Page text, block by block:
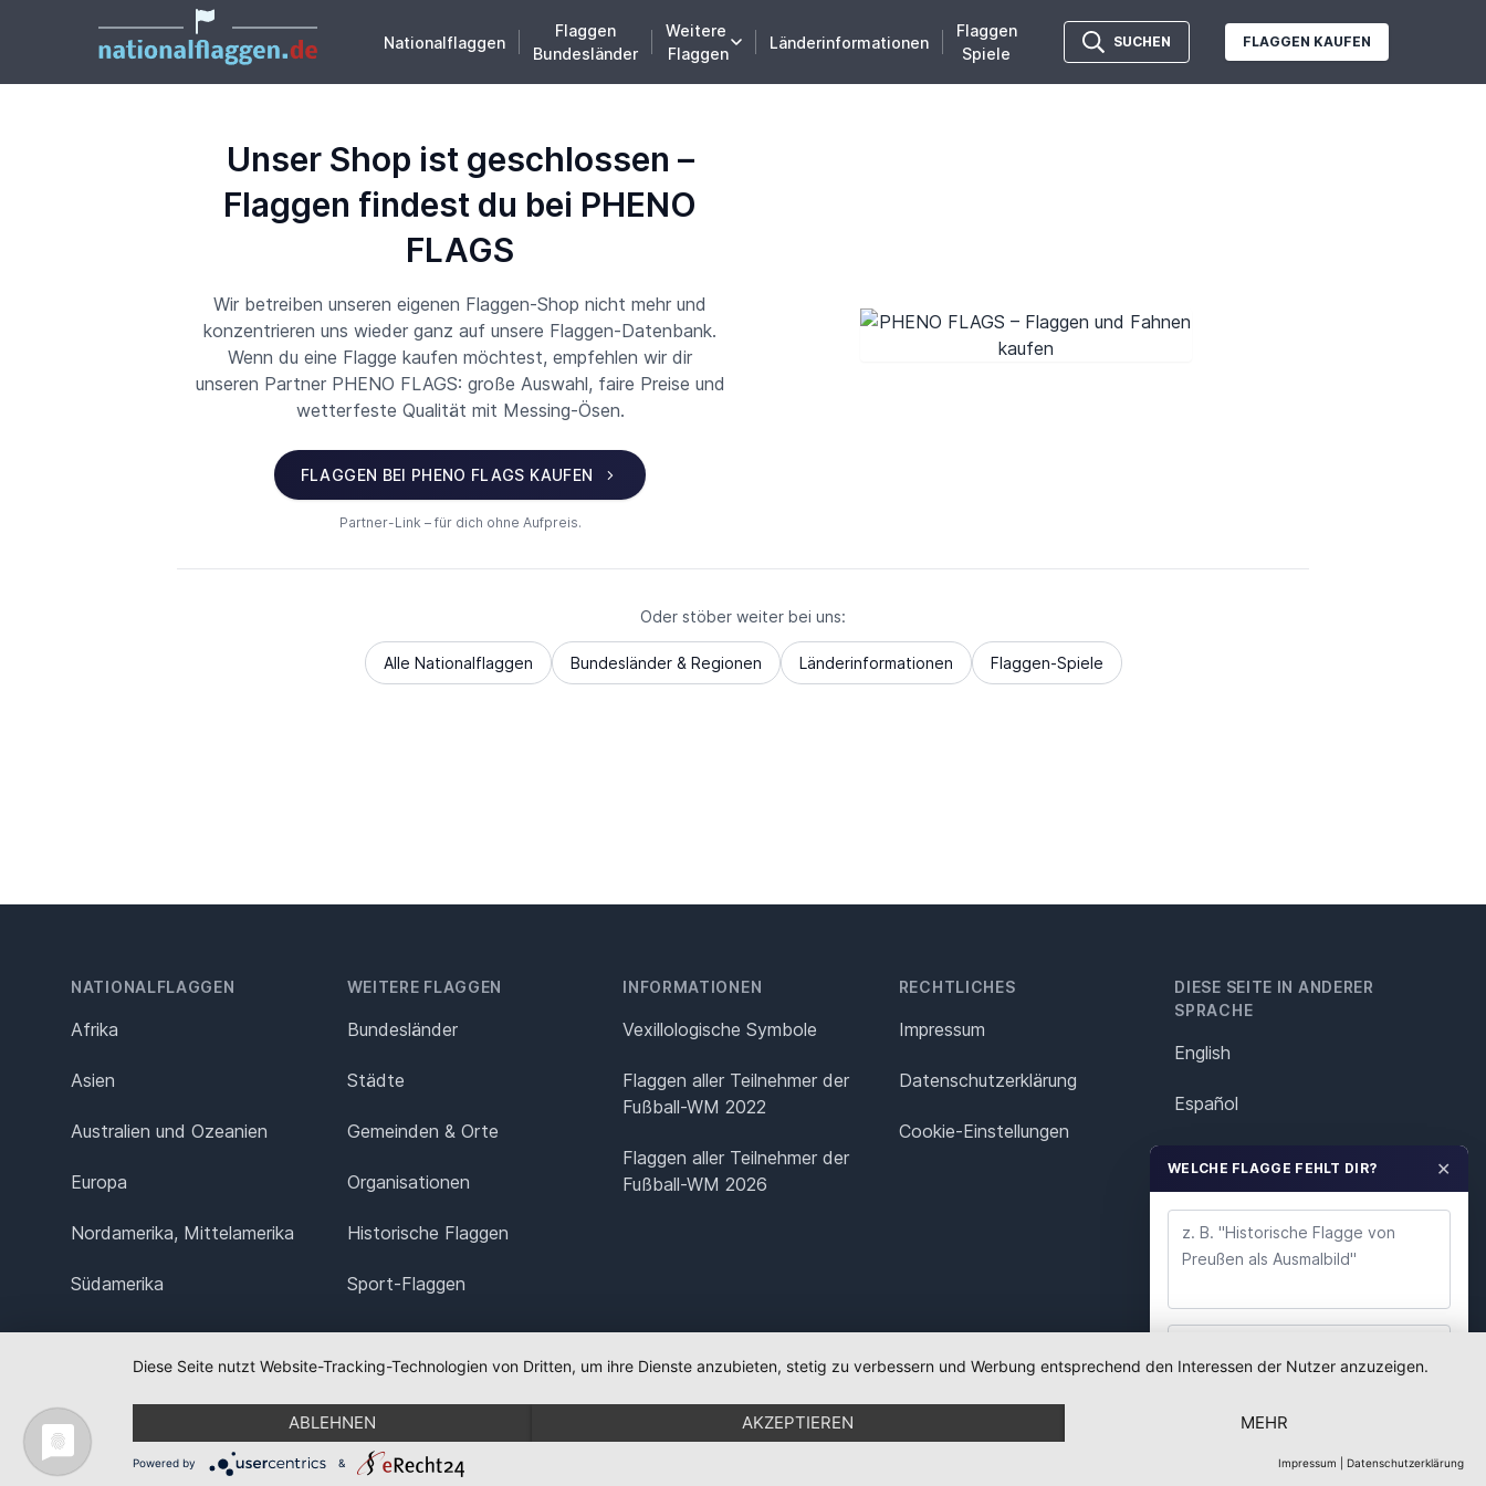
Nationalflaggen
Flaggen
Bundesländer
Weitere
Flaggen
Länderinformationen
Flaggen
Spiele
SUCHEN FLAGGEN KAUFEN
Unser Shop ist geschlossen –
Flaggen findest du bei PHENO
FLAGS
Wir betreiben unseren eigenen Flaggen-Shop nicht mehr und
konzentrieren uns wieder ganz auf unsere Flaggen-Datenbank.
Wenn du eine Flagge kaufen möchtest, empfehlen wir dir
unseren Partner PHENO FLAGS: große Auswahl, faire Preise und
wetterfeste Qualität mit Messing-Ösen.
FLAGGEN BEI PHENO FLAGS KAUFEN
Partner-Link – für dich ohne Aufpreis.
Oder stöber weiter bei uns:
Alle Nationalflaggen Bundesländer & Regionen Länderinformationen Flaggen-Spiele
NATIONALFLAGGEN
Afrika
Asien
Australien und Ozeanien
Europa
Nordamerika, Mittelamerika
Südamerika
WEITERE FLAGGEN
Bundesländer
Städte
Gemeinden & Orte
Organisationen
Historische Flaggen
Sport-Flaggen
INFORMATIONEN
Vexillologische Symbole
Flaggen aller Teilnehmer der
Fußball-WM 2022
Flaggen aller Teilnehmer der
Fußball-WM 2026
RECHTLICHES
Impressum
Datenschutz­erklärung
Cookie-Einstellungen
DIESE SEITE IN ANDERER
SPRACHE
English
Español
Italiano
Polska
Português
Nederlands
WELCHE FLAGGE FEHLT DIR? ✕
Diese Seite nutzt Website-Tracking-Technologien von Dritten, um ihre Dienste anzubieten, stetig zu verbessern und Werbung entsprechend den Interessen der Nutzer anzuzeigen.
ABLEHNEN AKZEPTIEREN MEHR
Powered by & Impressum Datenschutzerklärung